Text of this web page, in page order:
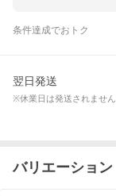
条件達成でおトク
翌日発送
※休業日は発送されません
バリエーション